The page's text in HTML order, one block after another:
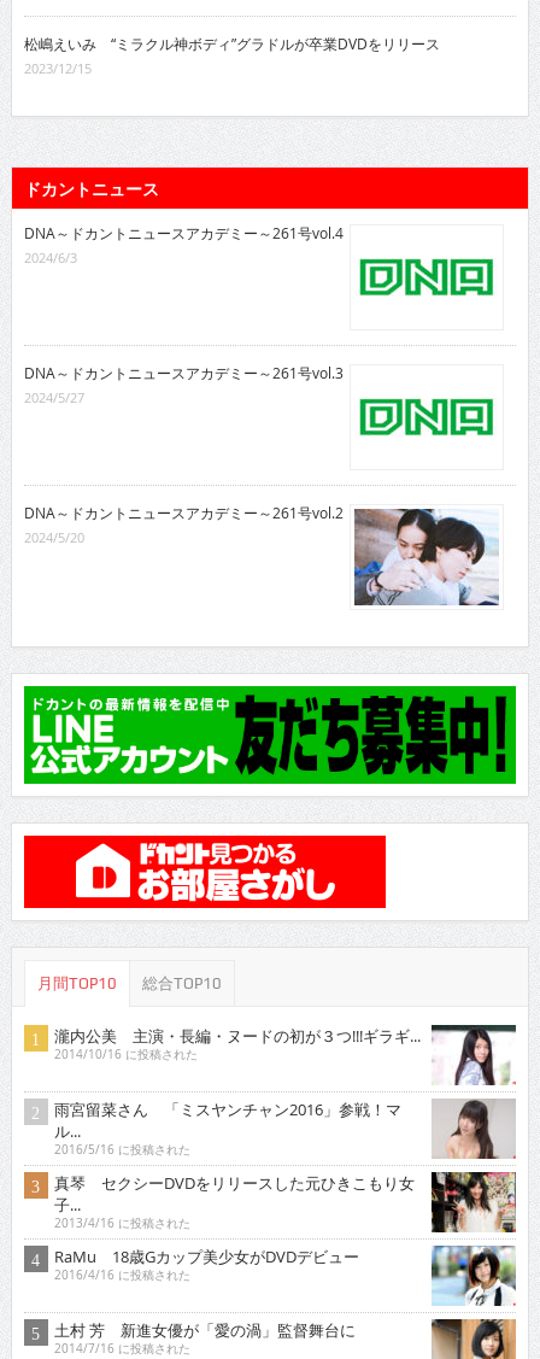
松嶋えいみ “ミラクル神ボディ”グラドルが卒業DVDをリリース
2023/12/15
ドカントニュース
DNA～ドカントニュースアカデミー～261号vol.4
2024/6/3
DNA～ドカントニュースアカデミー～261号vol.3
2024/5/27
DNA～ドカントニュースアカデミー～261号vol.2
2024/5/20
月間TOP10 総合TOP10
瀧内公美 主演・長編・ヌードの初が３つ!!!ギラギ...
2014/10/16 に投稿された
雨宮留菜さん 「ミスヤンチャン2016」参戦！マ
ル...
2016/5/16 に投稿された
真琴 セクシーDVDをリリースした元ひきこもり女
子...
2013/4/16 に投稿された
RaMu 18歳Gカップ美少女がDVDデビュー
2016/4/16 に投稿された
土村 芳 新進女優が「愛の渦」監督舞台に
2014/7/16 に投稿された